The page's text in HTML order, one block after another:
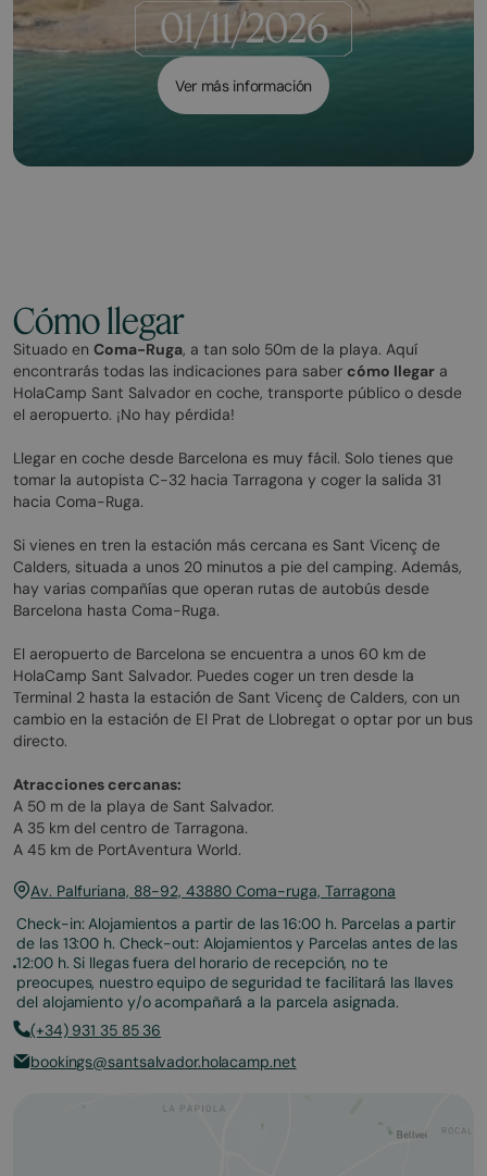
Ver más información
Cómo llegar
Situado en Coma-Ruga, a tan solo 50m de la playa. Aquí
encontrarás todas las indicaciones para saber cómo llegar a
HolaCamp Sant Salvador en coche, transporte público o desde
el aeropuerto. ¡No hay pérdida!
Llegar en coche desde Barcelona es muy fácil. Solo tienes que
tomar la autopista C-32 hacia Tarragona y coger la salida 31
hacia Coma-Ruga.
Si vienes en tren la estación más cercana es Sant Vicenç de
Calders, situada a unos 20 minutos a pie del camping. Además,
hay varias compañías que operan rutas de autobús desde
Barcelona hasta Coma-Ruga.
El aeropuerto de Barcelona se encuentra a unos 60 km de
HolaCamp Sant Salvador. Puedes coger un tren desde la
Terminal 2 hasta la estación de Sant Vicenç de Calders, con un
cambio en la estación de El Prat de Llobregat o optar por un bus
directo.
Atracciones cercanas:
A 50 m de la playa de Sant Salvador.
A 35 km del centro de Tarragona.
A 45 km de PortAventura World.
Av. Palfuriana, 88-92, 43880 Coma-ruga, Tarragona
Check-in: Alojamientos a partir de las 16:00 h.‍ Parcelas a partir
de las 13:00 h. ‍Check-out: ‍Alojamientos y Parcelas antes de las
12:00 h.‍ Si llegas fuera del horario de recepción, no te
preocupes, nuestro equipo de seguridad te facilitará las llaves
del alojamiento y/o acompañará a la parcela asignada.
(+34) 931 35 85 36
bookings@santsalvador.holacamp.net